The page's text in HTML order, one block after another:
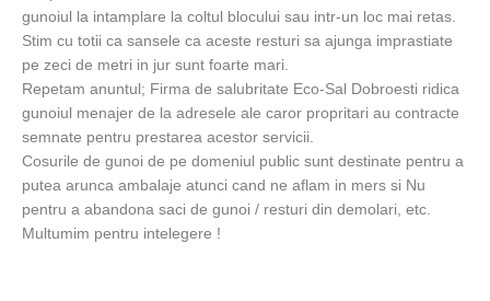
gunoiul la intamplare la coltul blocului sau intr-un loc mai retas.
Stim cu totii ca sansele ca aceste resturi sa ajunga imprastiate
pe zeci de metri in jur sunt foarte mari.
Repetam anuntul; Firma de salubritate Eco-Sal Dobroesti ridica
gunoiul menajer de la adresele ale caror propritari au contracte
semnate pentru prestarea acestor servicii.
Cosurile de gunoi de pe domeniul public sunt destinate pentru a
putea arunca ambalaje atunci cand ne aflam in mers si Nu
pentru a abandona saci de gunoi / resturi din demolari, etc.
Multumim pentru intelegere !